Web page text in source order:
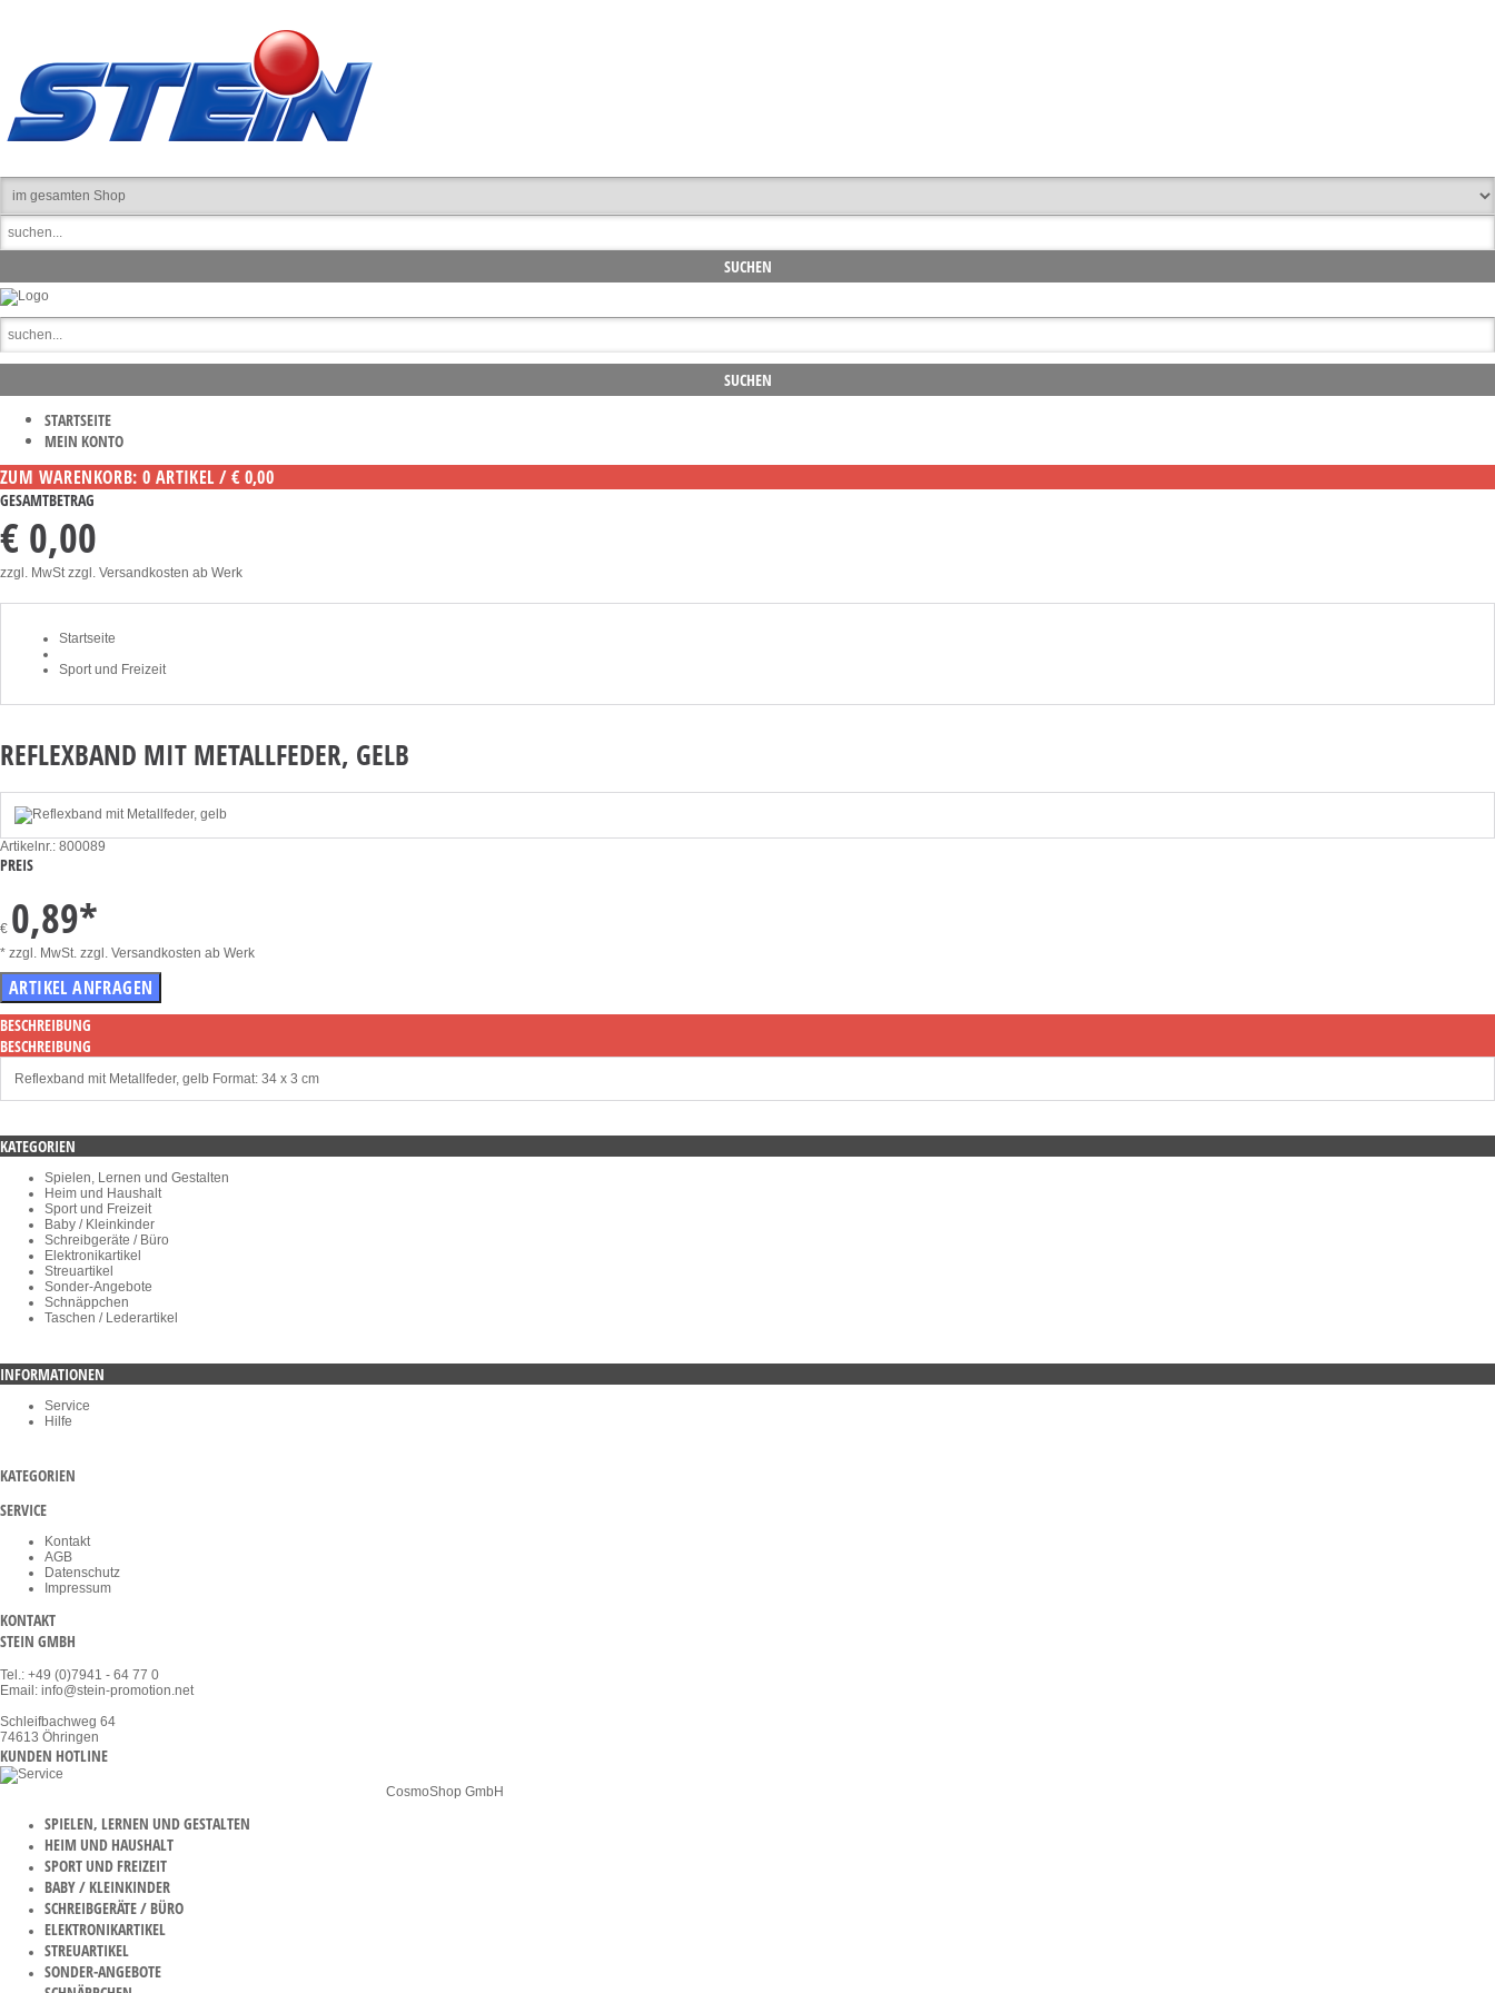
STARTSEITE
MEIN KONTO
ZUM WARENKORB: 0 ARTIKEL / € 0,00
GESAMTBETRAG
€ 0,00
zzgl. MwSt zzgl. Versandkosten ab Werk
Startseite
Sport und Freizeit
REFLEXBAND MIT METALLFEDER, GELB
Artikelnr.: 800089
PREIS
€ 0,89*
* zzgl. MwSt. zzgl. Versandkosten ab Werk
BESCHREIBUNG
BESCHREIBUNG
Reflexband mit Metallfeder, gelb Format: 34 x 3 cm
KATEGORIEN
Spielen, Lernen und Gestalten
Heim und Haushalt
Sport und Freizeit
Baby / Kleinkinder
Schreibgeräte / Büro
Elektronikartikel
Streuartikel
Sonder-Angebote
Schnäppchen
Taschen / Lederartikel
INFORMATIONEN
Service
Hilfe
KATEGORIEN
SERVICE
Kontakt
AGB
Datenschutz
Impressum
KONTAKT
STEIN GMBH
Tel.: +49 (0)7941 - 64 77 0
Email: info@stein-promotion.net
Schleifbachweg 64
74613 Öhringen
KUNDEN HOTLINE
CosmoShop GmbH
SPIELEN, LERNEN UND GESTALTEN
HEIM UND HAUSHALT
SPORT UND FREIZEIT
BABY / KLEINKINDER
SCHREIBGERÄTE / BÜRO
ELEKTRONIKARTIKEL
STREUARTIKEL
SONDER-ANGEBOTE